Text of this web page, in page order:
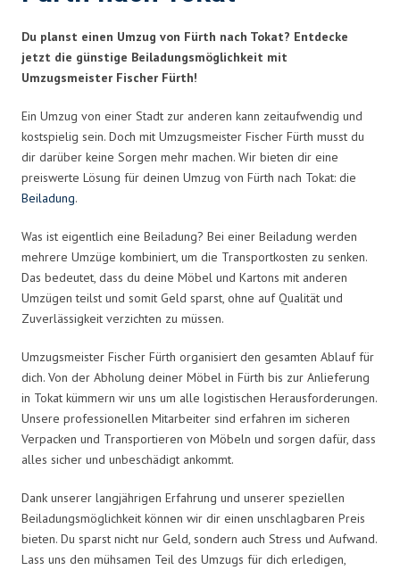
Du planst einen Umzug von Fürth nach Tokat? Entdecke
jetzt die günstige Beiladungsmöglichkeit mit
Umzugsmeister Fischer Fürth!
Ein Umzug von einer Stadt zur anderen kann zeitaufwendig und
kostspielig sein. Doch mit Umzugsmeister Fischer Fürth musst du
dir darüber keine Sorgen mehr machen. Wir bieten dir eine
preiswerte Lösung für deinen Umzug von Fürth nach Tokat: die
Beiladung.
Was ist eigentlich eine Beiladung? Bei einer Beiladung werden
mehrere Umzüge kombiniert, um die Transportkosten zu senken.
Das bedeutet, dass du deine Möbel und Kartons mit anderen
Umzügen teilst und somit Geld sparst, ohne auf Qualität und
Zuverlässigkeit verzichten zu müssen.
Umzugsmeister Fischer Fürth organisiert den gesamten Ablauf für
dich. Von der Abholung deiner Möbel in Fürth bis zur Anlieferung
in Tokat kümmern wir uns um alle logistischen Herausforderungen.
Unsere professionellen Mitarbeiter sind erfahren im sicheren
Verpacken und Transportieren von Möbeln und sorgen dafür, dass
alles sicher und unbeschädigt ankommt.
Dank unserer langjährigen Erfahrung und unserer speziellen
Beiladungsmöglichkeit können wir dir einen unschlagbaren Preis
bieten. Du sparst nicht nur Geld, sondern auch Stress und Aufwand.
Lass uns den mühsamen Teil des Umzugs für dich erledigen,